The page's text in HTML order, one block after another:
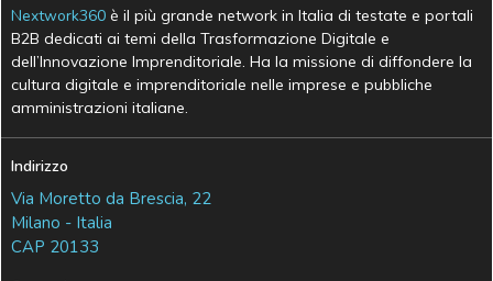
Nextwork360 è il più grande network in Italia di testate e portali
B2B dedicati ai temi della Trasformazione Digitale e
dell’Innovazione Imprenditoriale. Ha la missione di diffondere la
cultura digitale e imprenditoriale nelle imprese e pubbliche
amministrazioni italiane.
Indirizzo
Via Moretto da Brescia, 22
Milano - Italia
CAP 20133